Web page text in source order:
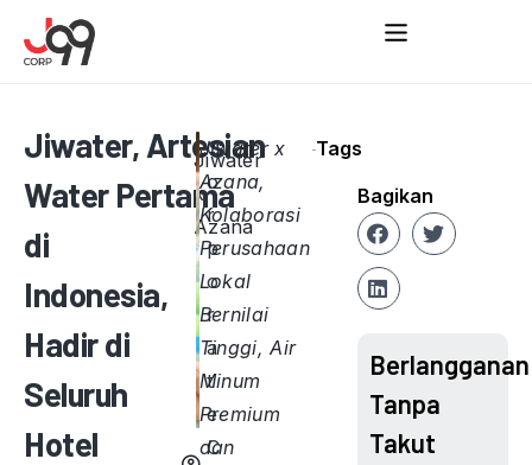
Jiwater, Artesian
Water Pertama
di
Indonesia,
Hadir di
Seluruh
Hotel
C
o
r
p
o
r
a
t
e
C
Jiwater
x
Azana
Jiwater x
Azana,
Kolaborasi
Perusahaan
Lokal
Bernilai
Tinggi, Air
Minum
Premium
dan
Tags
Berlangganan
Tanpa
Takut
Bagikan